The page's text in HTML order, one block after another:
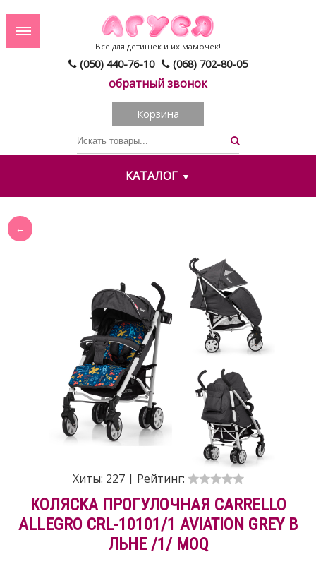
(050) 440-76-10 (068) 702-80-05
обратный звонок
Все для детишек и их мамочек!
Корзина
КАТАЛОГ
Хиты: 227 | Рейтинг:
КОЛЯСКА ПРОГУЛОЧНАЯ CARRELLO
ALLEGRO CRL-10101/1 AVIATION GREY В
ЛЬНЕ /1/ MOQ